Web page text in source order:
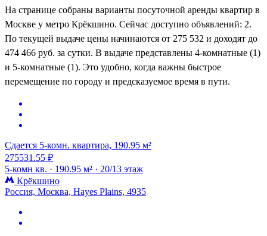
На странице собраны варианты посуточной аренды квартир в
Москве у метро Крёкшино. Сейчас доступно объявлений: 2.
По текущей выдаче цены начинаются от 275 532 и доходят до
474 466 руб. за сутки. В выдаче представлены 4-комнатные (1)
и 5-комнатные (1). Это удобно, когда важны быстрое
перемещение по городу и предсказуемое время в пути.
Сдается 5-комн. квартира, 190.95 м²
275531.55 ₽
5-комн кв. · 190.95 м² · 20/13 этаж
Крёкшино
Россия, Москва, Hayes Plains, 4935